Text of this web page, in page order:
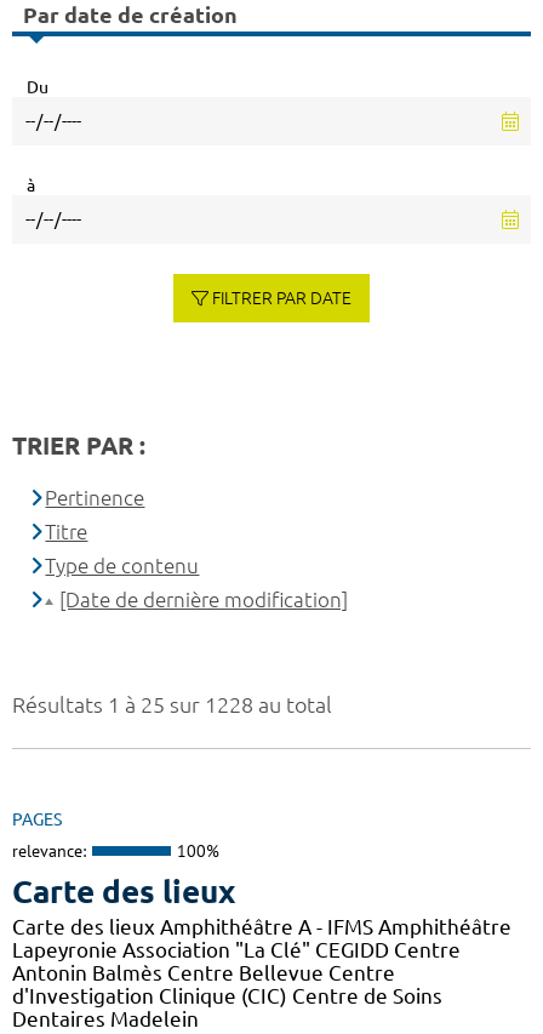
Résultats 1 à 25 sur 1228 au total
PAGES
relevance: 100%
Carte des lieux
Carte des lieux Amphithéâtre A - IFMS Amphithéâtre
Lapeyronie Association "La Clé" CEGIDD Centre
Antonin Balmès Centre Bellevue Centre
d'Investigation Clinique (CIC) Centre de Soins
Dentaires Madelein
Par date de création
Du
à
FILTRER PAR DATE
TRIER PAR :
Pertinence
Titre
Type de contenu
[Date de dernière modification]